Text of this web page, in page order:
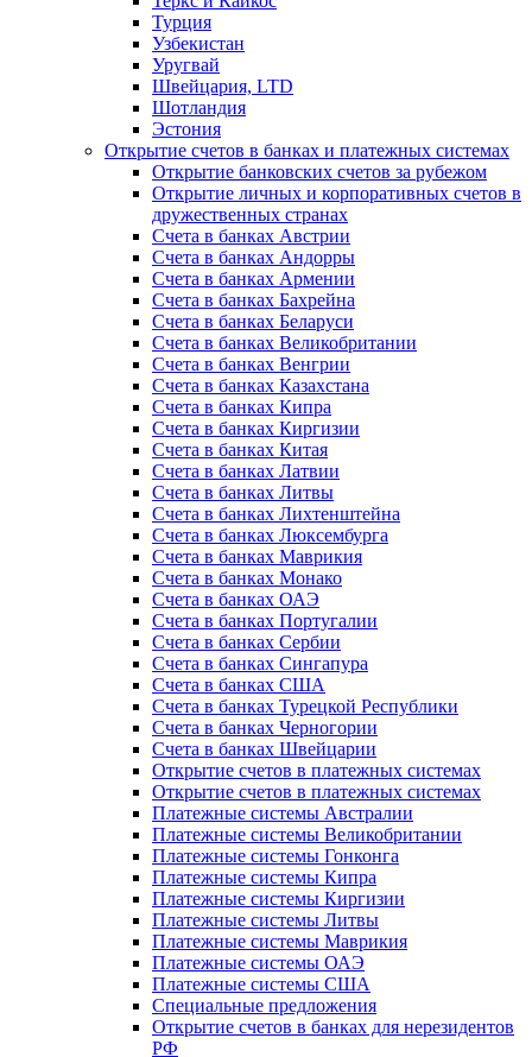
Турция
Узбекистан
Уругвай
Швейцария, LTD
Шотландия
Эстония
Открытие счетов в банках и платежных системах
Открытие банковских счетов за рубежом
Открытие личных и корпоративных счетов в
дружественных странах
Счета в банках Австрии
Счета в банках Андорры
Счета в банках Армении
Счета в банках Бахрейна
Счета в банках Беларуси
Счета в банках Великобритании
Счета в банках Венгрии
Счета в банках Казахстана
Счета в банках Кипра
Счета в банках Киргизии
Счета в банках Китая
Счета в банках Латвии
Счета в банках Литвы
Счета в банках Лихтенштейна
Счета в банках Люксембурга
Счета в банках Маврикия
Счета в банках Монако
Счета в банках ОАЭ
Счета в банках Португалии
Счета в банках Сербии
Счета в банках Сингапура
Счета в банках США
Счета в банках Турецкой Республики
Счета в банках Черногории
Счета в банках Швейцарии
Открытие счетов в платежных системах
Открытие счетов в платежных системах
Платежные системы Австралии
Платежные системы Великобритании
Платежные системы Гонконга
Платежные системы Кипра
Платежные системы Киргизии
Платежные системы Литвы
Платежные системы Маврикия
Платежные системы ОАЭ
Платежные системы США
Специальные предложения
Открытие счетов в банках для нерезидентов
РФ